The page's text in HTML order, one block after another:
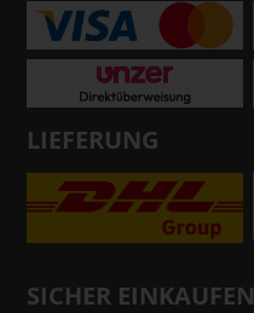
LIEFERUNG
SICHER EINKAUFEN